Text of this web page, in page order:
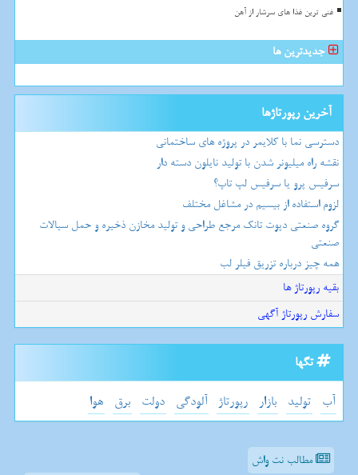
غنی ترین غذا های سرشار از آهن
جدیدترین ها
آخرین رپورتاژها
دسترسی نما با کلایمر در پروژه های ساختمانی
نقشه راه میلیونر شدن با تولید نایلون دسته دار
سرفیس پرو یا سرفیس لپ تاپ؟
لزوم استفاده از بیسیم در مشاغل مختلف
گروه صنعتی دپوت تانک مرجع طراحی و تولید مخازن ذخیره و حمل سیالات
صنعتی
همه چیز درباره تزریق فیلر لب
بقیه رپورتاژ ها
سفارش رپورتاژ آگهی
تگها
آب تولید بازار رپورتاژ آلودگی دولت برق هوا
مطالب نت واش